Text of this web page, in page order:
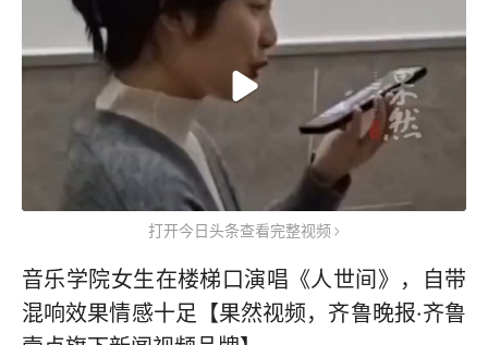
打开今日头条查看完整视频
音乐学院女生在楼梯口演唱《人世间》，自带
混响效果情感十足【果然视频，齐鲁晚报·齐鲁